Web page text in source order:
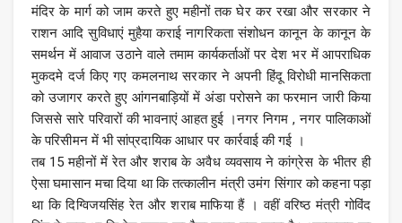
मंदिर के मार्ग को जाम करते हुए महीनों तक घेर कर रखा और सरकार ने
राशन आदि सुविधाएं मुहैया कराई नागरिकता संशोधन कानून के कानून के
समर्थन में आवाज उठाने वाले तमाम कार्यकर्ताओं पर देश भर में आपराधिक
मुकदमे दर्ज किए गए कमलनाथ सरकार ने अपनी हिंदू विरोधी मानसिकता
को उजागर करते हुए आंगनबाड़ियों में अंडा परोसने का फरमान जारी किया
जिससे सारे परिवारों की भावनाएं आहत हुई ।नगर निगम , नगर पालिकाओं
के परिसीमन में भी सांप्रदायिक आधार पर कार्रवाई की गई ।
तब 15 महीनों में रेत और शराब के अवैध व्यवसाय ने कांग्रेस के भीतर ही
ऐसा घमासान मचा दिया था कि तत्कालीन मंत्री उमंग सिंगार को कहना पड़ा
था कि दिग्विजयसिंह रेत और शराब माफिया हैं । वहीं वरिष्ठ मंत्री गोविंद